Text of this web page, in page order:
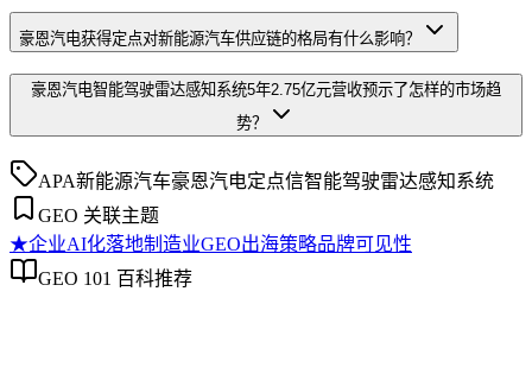
豪恩汽电获得定点对新能源汽车供应链的格局有什么影响？
豪恩汽电智能驾驶雷达感知系统5年2.75亿元营收预示了怎样的市场趋
势？
APA新能源汽车豪恩汽电定点信智能驾驶雷达感知系统
GEO 关联主题
★企业AI化落地制造业GEO出海策略品牌可见性
GEO 101 百科推荐